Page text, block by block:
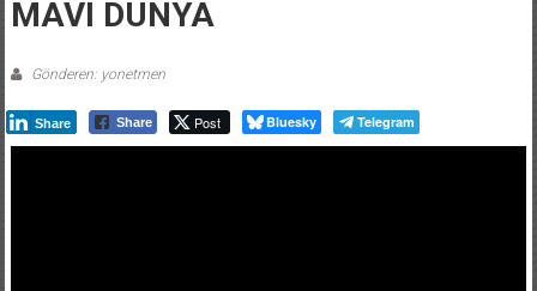
MAVI DUNYA
Gönderen: yonetmen
Share Share Post Bluesky Telegram